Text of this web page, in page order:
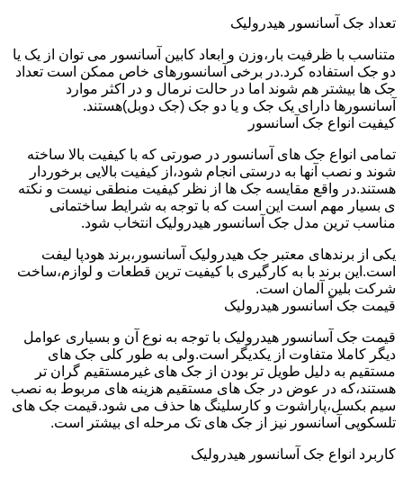
تعداد جک آسانسور هیدرولیک
متناسب با ظرفیت بار،وزن و ابعاد کابین آسانسور می توان از یک یا
دو جک استفاده کرد.در برخی آسانسورهای خاص ممکن است تعداد
جک ها بیشتر هم شوند اما در حالت نرمال و در اکثر موارد
آسانسورها دارای یک جک و یا دو جک (جک دوبل)هستند.
کیفیت انواع جک آسانسور
تمامی انواع جک های آسانسور در صورتی که با کیفیت بالا ساخته
شوند و نصب آنها به درستی انجام شود،از کیفیت بالایی برخوردار
هستند.در واقع مقایسه جک ها از نظر کیفیت منطقی نیست و نکته
ی بسیار مهم است این است که با توجه به شرایط ساختمانی
مناسب ترین مدل جک آسانسور هیدرولیک انتخاب شود.
یکی از برندهای معتبر جک هیدرولیک آسانسور،برند هودپا لیفت
است.این برند با به کارگیری با کیفیت ترین قطعات و لوازم،ساخت
شرکت بلین آلمان است.
قیمت جک آسانسور هیدرولیک
قیمت جک آسانسور هیدرولیک با توجه به نوع آن و بسیاری عوامل
دیگر کاملا متفاوت از یکدیگر است.ولی به طور کلی جک های
مستقیم به دلیل طویل تر بودن از جک های غیرمستقیم گران تر
هستند،که در عوض در جک های مستقیم هزینه های مربوط به نصب
سیم بکسل،پاراشوت و کارسلینگ ها حذف می شود.قیمت جک های
تلسکوپی آسانسور نیز از جک های تک مرحله ای بیشتر است.
کاربرد انواع جک آسانسور هیدرولیک